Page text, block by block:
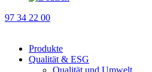
97 34 22 00
Produkte
Qualität & ESG
Qualität und Umwelt